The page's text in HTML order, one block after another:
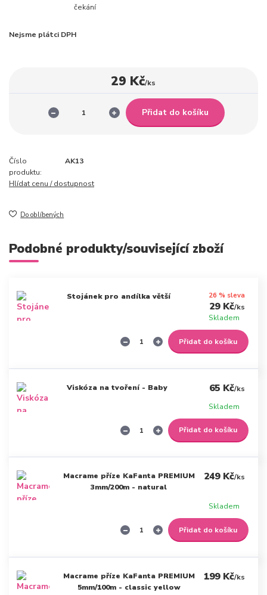
čekání
Nejsme plátci DPH
29 Kč/ks
Přidat do košíku
Číslo
produktu:
AK13
Hlídat cenu / dostupnost
Do oblíbených
Podobné produkty/související zboží
Stojánek pro andílka větší 26 % sleva
29 Kč/ks
Skladem
Přidat do košíku
Viskóza na tvoření - Baby 65 Kč/ks
Skladem
Přidat do košíku
Macrame příze KaFanta PREMIUM
3mm/200m - natural
249 Kč/ks
Skladem
Přidat do košíku
Macrame příze KaFanta PREMIUM
5mm/100m - classic yellow
199 Kč/ks